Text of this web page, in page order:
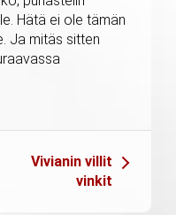
Hätä ei ole tämän
Ja mitäs sitten
Vivianin villit
vinkit